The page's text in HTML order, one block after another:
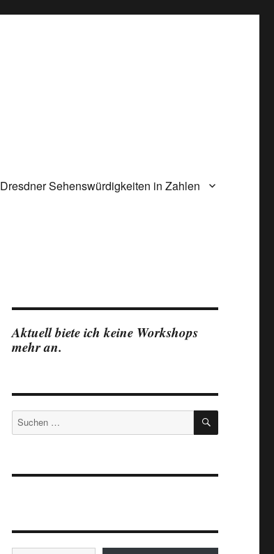
Dresdner Sehenswürdigkeiten in Zahlen
Aktuell biete ich keine Workshops
mehr an.
Suchen
nach:
SUCHEN
Gib deine E-Mail-Adresse ein ...